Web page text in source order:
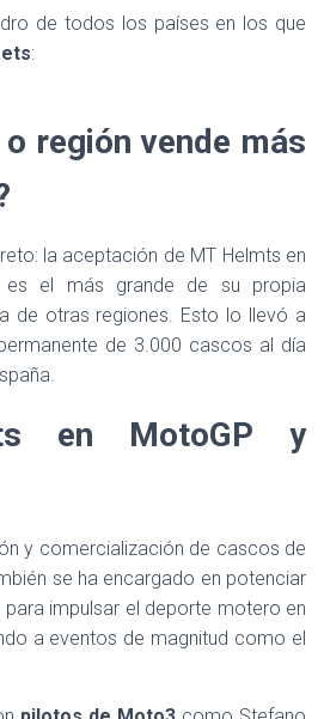
de todos los países en los que
:
región vende más
la aceptación de MT Helmts en
es el más grande de su propia
de otras regiones. Esto lo llevó a
de 3.000 cascos al día
en MotoGP y
y comercialización de cascos de
se ha encargado en potenciar
impulsar el deporte motero en
a eventos de magnitud como el